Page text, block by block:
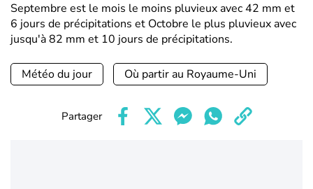
Septembre est le mois le moins pluvieux avec 42 mm et
6 jours de précipitations et Octobre le plus pluvieux avec
jusqu'à 82 mm et 10 jours de précipitations.
Météo du jour Où partir au Royaume-Uni
Partager